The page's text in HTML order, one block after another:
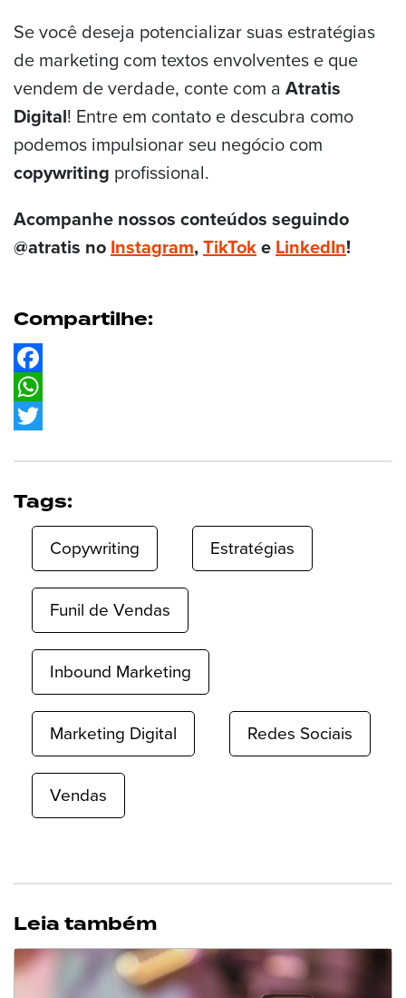
Se você deseja potencializar suas estratégias
de marketing com textos envolventes e que
vendem de verdade, conte com a Atratis
Digital! Entre em contato e descubra como
podemos impulsionar seu negócio com
copywriting profissional.
Acompanhe nossos conteúdos seguindo
@atratis noInstagram,TikTokeLinkedIn!
Compartilhe:
Facebook
WhatsApp
Tags:
Copywriting
Estratégias
Funil de Vendas
Inbound Marketing
Marketing Digital Redes Sociais
Vendas
Leia também